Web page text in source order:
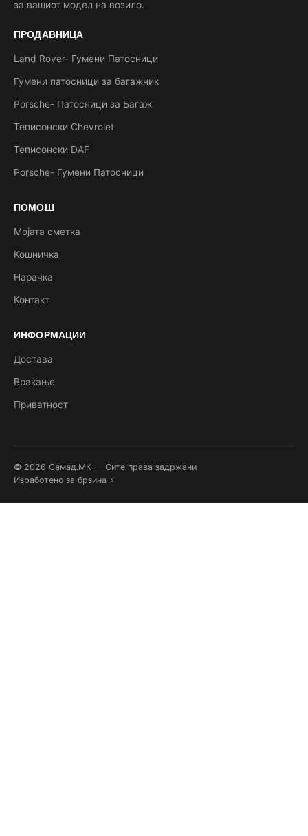
за вашиот модел на возило.
ПРОДАВНИЦА
Land Rover- Гумени Патосници
Гумени патосници за багажник
Porsche- Патосници за Багаж
Теписонски Chevrolet
Теписонски DAF
Porsche- Гумени Патосници
ПОМОШ
Мојата сметка
Кошничка
Нарачка
Контакт
ИНФОРМАЦИИ
Достава
Враќање
Приватност
© 2026 Самад.МК — Сите права задржани
Изработено за брзина ⚡